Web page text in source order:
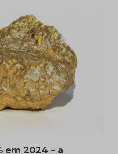
em 2024 – a